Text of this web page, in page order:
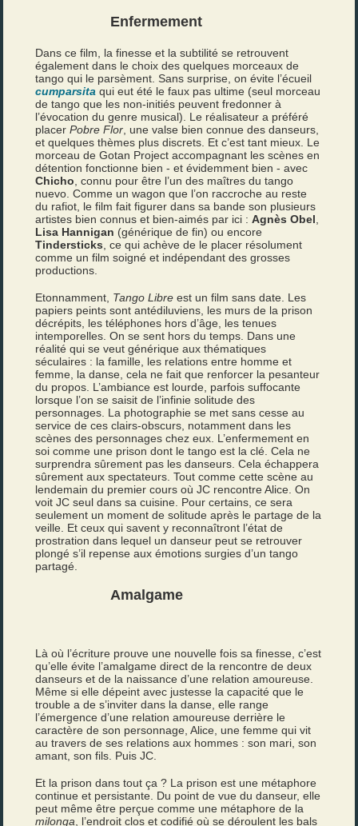
Enfermement
Dans ce film, la finesse et la subtilité se retrouvent
également dans le choix des quelques morceaux de
tango qui le parsèment. Sans surprise, on évite l’écueil
cumparsita qui eut été le faux pas ultime (seul morceau
de tango que les non-initiés peuvent fredonner à
l’évocation du genre musical). Le réalisateur a préféré
placerPobre Flor , une valse bien connue des danseurs,
et quelques thèmes plus discrets. Et c’est tant mieux. Le
morceau de Gotan Project accompagnant les scènes en
détention fonctionne bien - et évidemment bien - avec
Chicho , connu pour être l’un des maîtres du tango
nuevo. Comme un wagon que l’on raccroche au reste
du rafiot, le film fait figurer dans sa bande son plusieurs
artistes bien connus et bien-aimés par ici :Agnès Obel
Lisa Hannigan (générique de fin) ou encore
Tindersticks , ce qui achève de le placer résolument
comme un film soigné et indépendant des grosses
productions.
Etonnamment, Tango Libre est un film sans date. Les
papiers peints sont antédiluviens, les murs de la prison
décrépits, les téléphones hors d’âge, les tenues
intemporelles. On se sent hors du temps. Dans une
réalité qui se veut générique aux thématiques
séculaires : la famille, les relations entre homme et
femme, la danse, cela ne fait que renforcer la pesanteur
du propos. L’ambiance est lourde, parfois suffocante
lorsque l’on se saisit de l’infinie solitude des
personnages. La photographie se met sans cesse au
service de ces clairs-obscurs, notamment dans les
scènes des personnages chez eux. L’enfermement en
soi comme une prison dont le tango est la clé. Cela ne
surprendra sûrement pas les danseurs. Cela échappera
sûrement aux spectateurs. Tout comme cette scène au
lendemain du premier cours où JC rencontre Alice. On
voit JC seul dans sa cuisine. Pour certains, ce sera
seulement un moment de solitude après le partage de la
veille. Et ceux qui savent y reconnaîtront l’état de
prostration dans lequel un danseur peut se retrouver
plongé s’il repense aux émotions surgies d’un tango
partagé.
Amalgame
Là où l’écriture prouve une nouvelle fois sa finesse, c’est
qu’elle évite l’amalgame direct de la rencontre de deux
danseurs et de la naissance d’une relation amoureuse.
Même si elle dépeint avec justesse la capacité que le
trouble a de s’inviter dans la danse, elle range
l’émergence d’une relation amoureuse derrière le
caractère de son personnage, Alice, une femme qui vit
au travers de ses relations aux hommes : son mari, son
amant, son fils. Puis JC.
Et la prison dans tout ça ? La prison est une métaphore
continue et persistante. Du point de vue du danseur, elle
peut même être perçue comme une métaphore de la
milonga , l’endroit clos et codifié où se déroulent les bals